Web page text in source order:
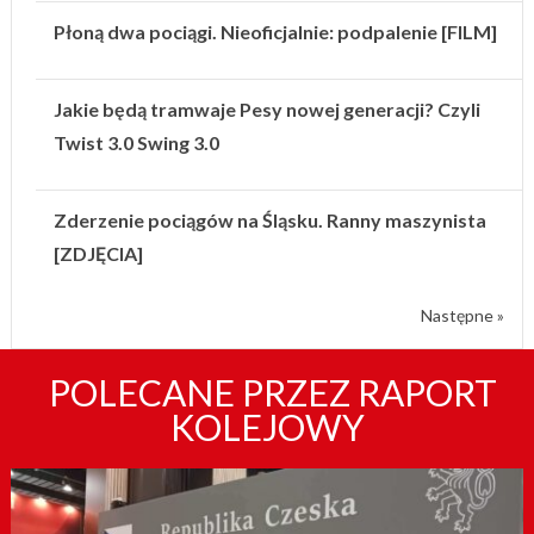
Płoną dwa pociągi. Nieoficjalnie: podpalenie [FILM]
Jakie będą tramwaje Pesy nowej generacji? Czyli
Twist 3.0 Swing 3.0
Zderzenie pociągów na Śląsku. Ranny maszynista
[ZDJĘCIA]
Następne »
POLECANE PRZEZ RAPORT
KOLEJOWY